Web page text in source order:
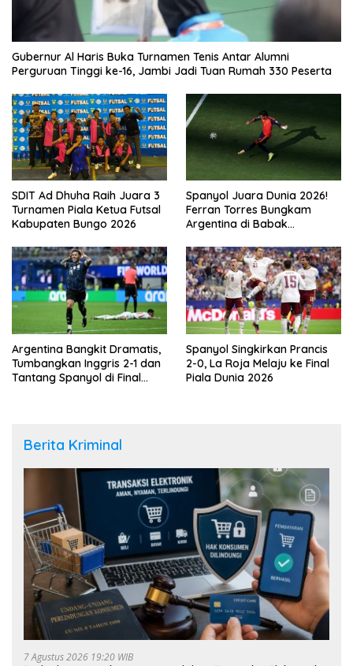
Gubernur Al Haris Buka Turnamen Tenis Antar Alumni
Perguruan Tinggi ke-16, Jambi Jadi Tuan Rumah 330 Peserta
SDIT Ad Dhuha Raih Juara 3
Turnamen Piala Ketua Futsal
Kabupaten Bungo 2026
Spanyol Juara Dunia 2026!
Ferran Torres Bungkam
Argentina di Babak
Argentina Bangkit Dramatis,
Tumbangkan Inggris 2-1 dan
Tantang Spanyol di Final
Spanyol Singkirkan Prancis
2-0, La Roja Melaju ke Final
Piala Dunia 2026
Berita Kriminal
7 Agustus 2026 19:20 WIB